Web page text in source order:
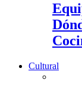
Cultural